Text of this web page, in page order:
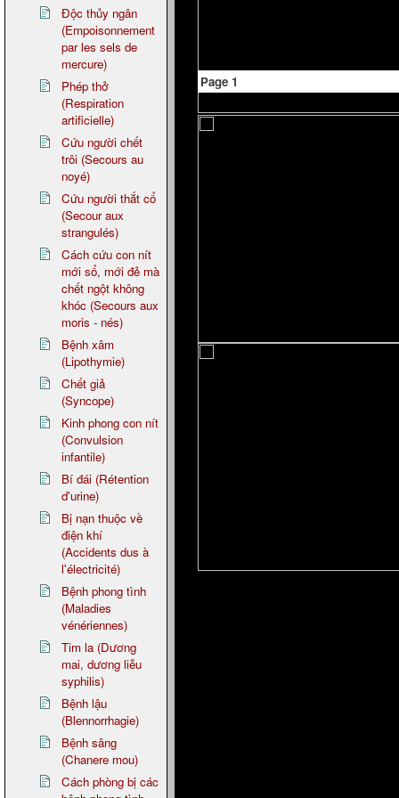
Độc thủy ngân
(Empoisonnement
par les sels de
mercure)
Phép thở
(Respiration
artificielle)
Cứu người chết
trôi (Secours au
noyé)
Cứu người thắt cổ
(Secour aux
strangulés)
Cách cứu con nít
mới sổ, mới đẻ mà
chết ngột không
khóc (Secours aux
moris - nés)
Bệnh xâm
(Lipothymie)
Chết giả
(Syncope)
Kinh phong con nít
(Convulsion
infantile)
Bí đái (Rétention
d'urine)
Bị nạn thuộc về
điện khí
(Accidents dus à
l'électricité)
Bệnh phong tình
(Maladies
vénériennes)
Tim la (Dương
mai, dương liễu
syphilis)
Bệnh lậu
(Blennorrhagie)
Bệnh sâng
(Chanere mou)
Cách phòng bị các
Page 1